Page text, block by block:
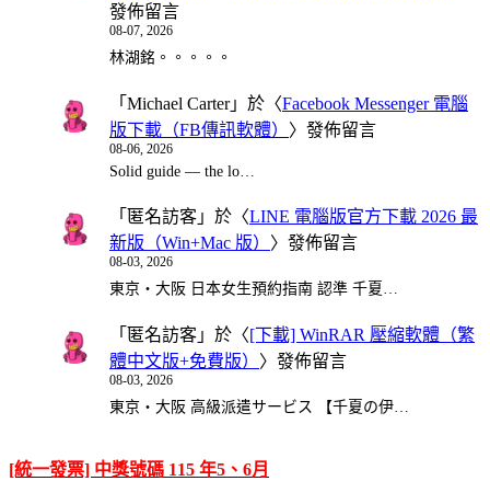
發佈留言
08-07, 2026
林湖銘。。。。。
「 Michael Carter」於〈Facebook Messenger 電腦
版下載（FB傳訊軟體） 〉發佈留言
08-06, 2026
Solid guide — the lo…
「 匿名訪客 」於〈LINE 電腦版官方下載 2026 最
新版（Win+Mac 版） 〉發佈留言
08-03, 2026
東京・大阪 日本女生預約指南 認準 千夏…
「 匿名訪客 」於〈[下載] WinRAR 壓縮軟體（繁
體中文版+免費版） 〉發佈留言
08-03, 2026
東京・大阪 高級派遣サービス 【千夏の伊…
[統一發票] 中獎號碼 115 年5、6月